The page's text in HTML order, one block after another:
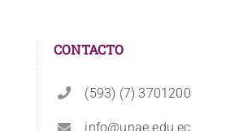
CONTACTO
(593) (7) 3701200
info@unae.edu.ec